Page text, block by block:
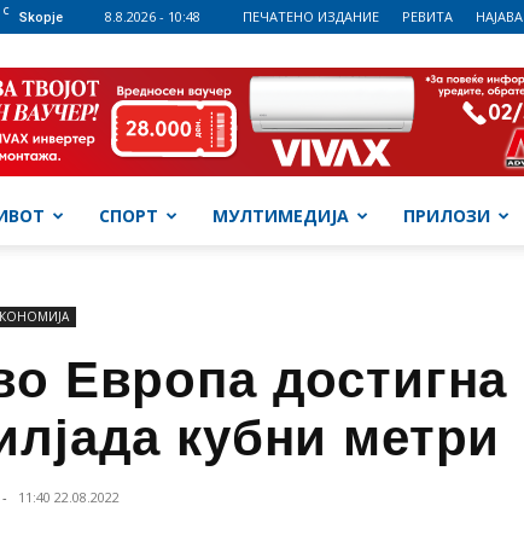
C Skopje 8.8.2026 - 10:48 ПЕЧАТЕНО ИЗДАНИЕ РЕВИТА НАЈАВА
СПОРТ МУЛТИМЕДИЈА ПРИЛОЗИ
Европа достигна
кубни метри
- 11:40 22.08.2022